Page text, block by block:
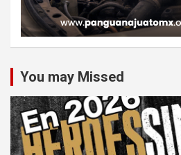
You may Missed